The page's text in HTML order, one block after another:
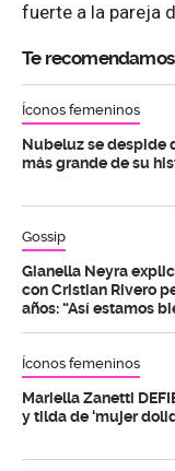
fuerte a la pareja
Te recomendamos
Íconos femeninos
Nubeluz se despide
más grande de su
Gossip
Gianella Neyra
con Cristian Rivero
años: “Así estamos
Íconos femeninos
Mariella Zanetti
y tilda de ‘mujer